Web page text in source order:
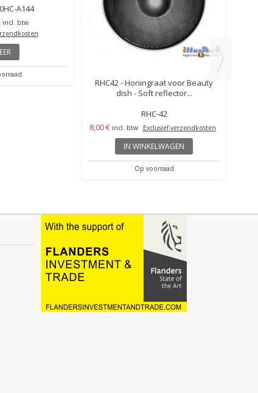
RHC42 - Honingraat voor Beauty
dish - Soft reflector...
RHC-42
8,00 € incl. btw Exclusief verzendkosten
IN WINKELWAGEN
Op voorraad